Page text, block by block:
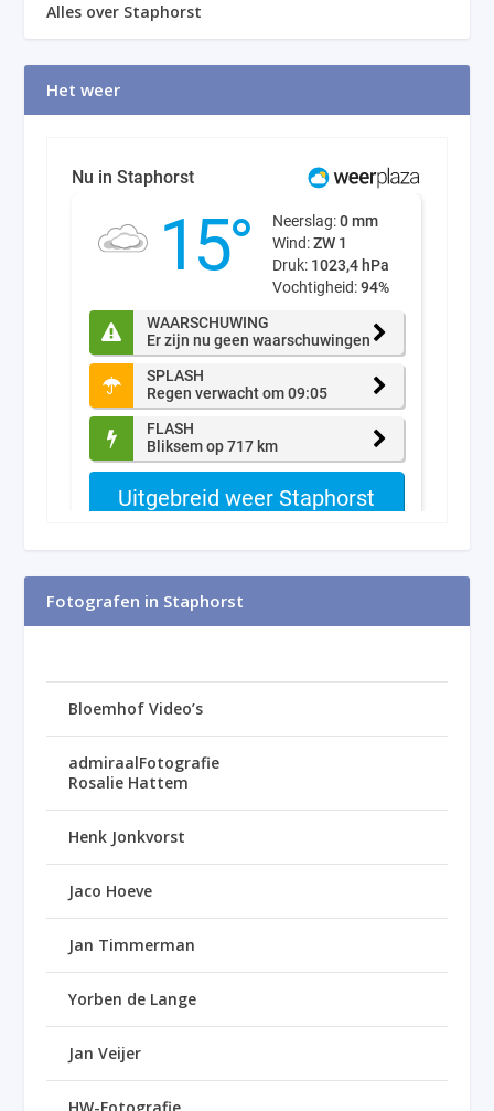
Alles over Staphorst
Het weer
Fotografen in Staphorst
Bloemhof Video’s
admiraalFotografie
Rosalie Hattem
Henk Jonkvorst
Jaco Hoeve
Jan Timmerman
Yorben de Lange
Jan Veijer